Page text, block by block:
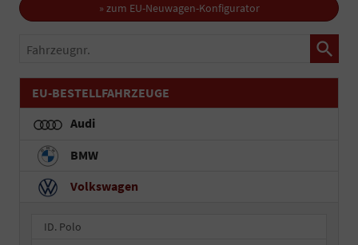
» zum EU-Neuwagen-Konfigurator
Fahrzeugnr.
EU-BESTELLFAHRZEUGE
Audi
BMW
Volkswagen
ID. Polo